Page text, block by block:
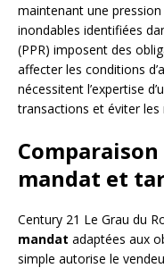
maintenant une pression
inondables identifiées
(PPR) imposent des
affecter les conditions
nécessitent l’expertise
transactions et éviter les
mandat et
Century 21 Le Grau du
mandat adaptées aux
simple autorise le